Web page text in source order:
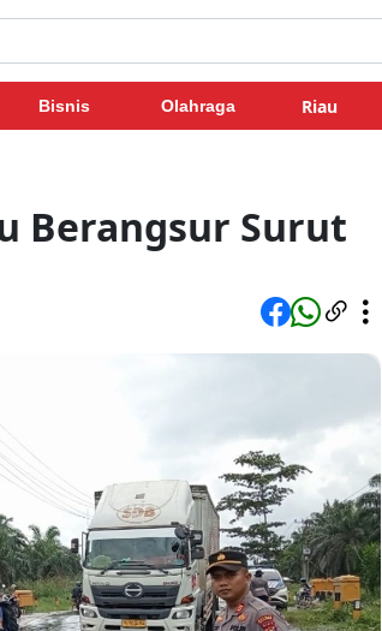
Bisnis Olahraga Riau
Berangsur Surut